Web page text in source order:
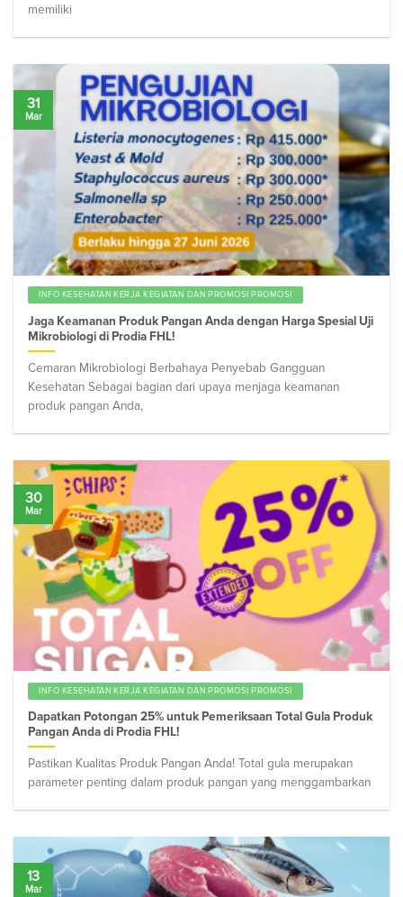
memiliki
INFO KESEHATAN KERJA KEGIATAN DAN PROMOSI PROMOSI
Jaga Keamanan Produk Pangan Anda dengan Harga Spesial Uji
Mikrobiologi di Prodia FHL!
Cemaran Mikrobiologi Berbahaya Penyebab Gangguan
Kesehatan Sebagai bagian dari upaya menjaga keamanan
produk pangan Anda,
31
Mar
INFO KESEHATAN KERJA KEGIATAN DAN PROMOSI PROMOSI
Dapatkan Potongan 25% untuk Pemeriksaan Total Gula Produk
Pangan Anda di Prodia FHL!
Pastikan Kualitas Produk Pangan Anda! Total gula merupakan
parameter penting dalam produk pangan yang menggambarkan
30
Mar
13
Mar